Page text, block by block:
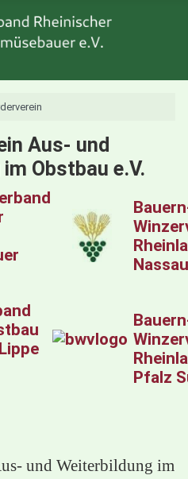
Aus- und
Obstbau e.V.
Pfalz
und Weiterbildung im